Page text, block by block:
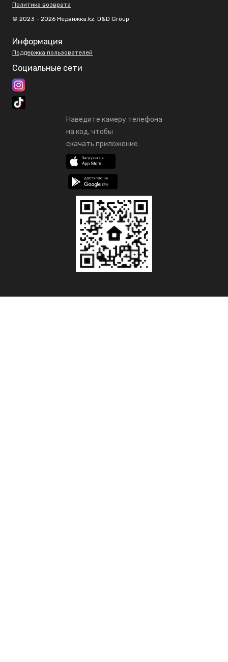
Политика возврата
© 2023 - 2026 Недвижка.kz. D&D Group
Информация
Поддержка пользователей
Социальные сети
Наведите камеру телефона
на код, чтобы
скачать приложение